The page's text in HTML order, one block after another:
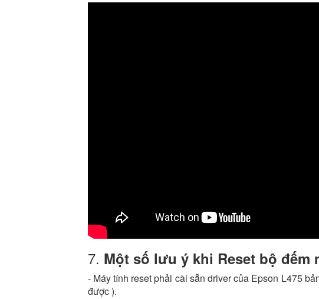
7. Một số lưu ý khi Reset bộ đếm
- Máy tính reset phải cài sẵn driver của Epson L475
được ).